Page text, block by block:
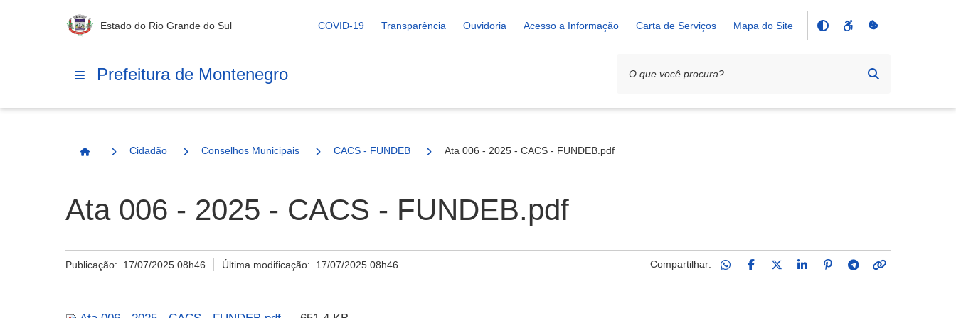
Estado do Rio Grande do Sul COVID-19 Transparência Ouvidoria Acesso a Informação Carta de Serviços Mapa do Site
Prefeitura de Montenegro
Página Inicial
Cidadão Conselhos Municipais CACS - FUNDEB Ata 006 - 2025 - CACS - FUNDEB.pdf
Ata 006 - 2025 - CACS - FUNDEB.pdf
Publicação: 17/07/2025 08h46 Última modificação: 17/07/2025 08h46 Compartilhar: